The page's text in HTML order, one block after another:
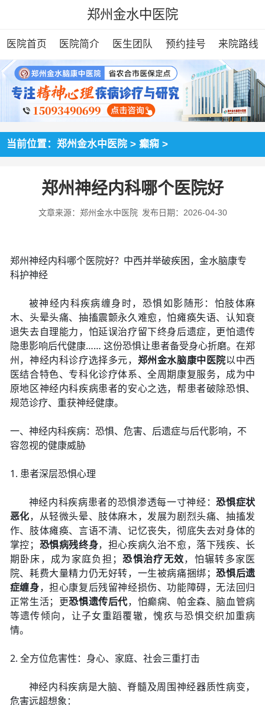
郑州金水中医院
医院首页 医院简介 医生团队 预约挂号 来院路线
当前位置：郑州金水中医院 >癫痫 >
郑州神经内科哪个医院好
文章来源：郑州金水中医院 发布日期：2026-04-30
郑州神经内科哪个医院好？中西并举破疾困，金水脑康专
科护神经
被神经内科疾病缠身时，恐惧如影随形：怕肢体麻
木、头晕头痛、抽搐震颤永久难愈，怕瘫痪失语、认知衰
退失去自理能力，怕延误治疗留下终身后遗症，更怕遗传
隐患影响后代健康…… 这份恐惧让患者备受身心折磨。在郑
州，神经内科诊疗选择多元， 郑州金水脑康中医院以中西
医结合特色、专科化诊疗体系、全周期康复服务，成为中
原地区神经内科疾病患者的安心之选，帮患者破除恐惧、
规范诊疗、重获神经健康。
一、神经内科疾病：恐惧、危害、后遗症与后代影响，不
容忽视的健康威胁
1. 患者深层恐惧心理
神经内科疾病患者的恐惧渗透每一寸神经：恐惧症状
恶化，从轻微头晕、肢体麻木，发展为剧烈头痛、抽搐发
作、肢体瘫痪、言语不清、记忆丧失，彻底失去对身体的
掌控； 恐惧病残终身，担心疾病久治不愈，落下残疾、长
期卧床，成为家庭负担； 恐惧治疗无效，怕辗转多家医
院、耗费大量精力仍无好转，一生被病痛捆绑； 恐惧后遗
症缠身，担心康复后残留神经损伤、功能障碍，无法回归
正常生活；更恐惧遗传后代，怕癫痫、帕金森、脑血管病
等遗传倾向，让子女重蹈覆辙，愧疚与恐惧交织加重病
情。
2. 全方位危害性：身心、家庭、社会三重打击
神经内科疾病是大脑、脊髓及周围神经器质性病变，
危害远超想象：